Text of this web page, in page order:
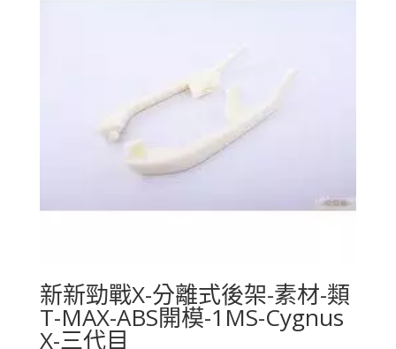
新新勁戰X-分離式後架-素材-類
T-MAX-ABS開模-1MS-Cygnus
X-三代目